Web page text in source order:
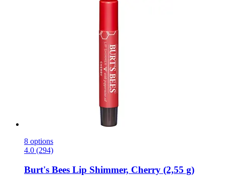
8 options
4.0 (294)
Burt's Bees Lip Shimmer, Cherry (2,55 g)